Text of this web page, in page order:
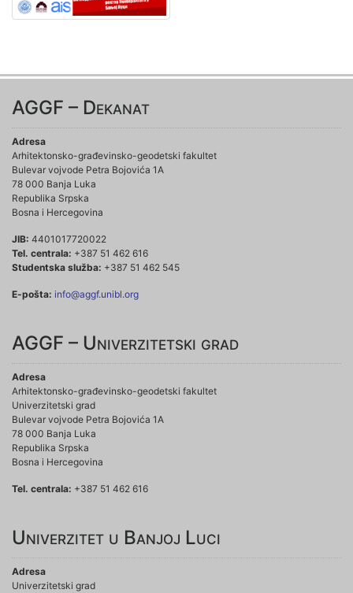
AGGF – Dekanat
Adresa
Arhitektonsko-građevinsko-geodetski fakultet
Bulevar vojvode Petra Bojovića 1A
78 000 Banja Luka
Republika Srpska
Bosna i Hercegovina
JIB: 4401017720022
Tel. centrala: +387 51 462 616
Studentska služba: +387 51 462 545
E-pošta: info@aggf.unibl.org
AGGF – Univerzitetski grad
Adresa
Arhitektonsko-građevinsko-geodetski fakultet
Univerzitetski grad
Bulevar vojvode Petra Bojovića 1A
78 000 Banja Luka
Republika Srpska
Bosna i Hercegovina
Tel. centrala: +387 51 462 616
Univerzitet u Banjoj Luci
Adresa
Univerzitetski grad